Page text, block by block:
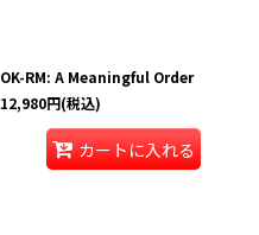
OK-RM: A Meaningful Order
12,980円(税込)
カートに入れる